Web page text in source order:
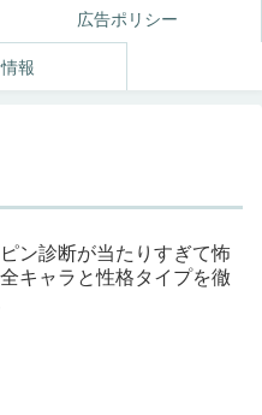
広告ポリシー
報
ン診断が当たりすぎて怖
キャラと性格タイプを徹